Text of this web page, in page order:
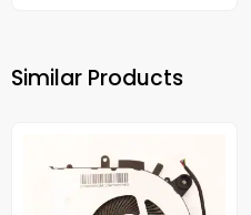
Similar Products